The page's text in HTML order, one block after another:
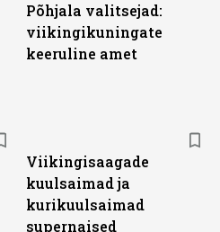
Põhjala valitsejad:
viikingikuningate
keeruline amet
Viikingisaagade
kuulsaimad ja
kurikuulsaimad
supernaised